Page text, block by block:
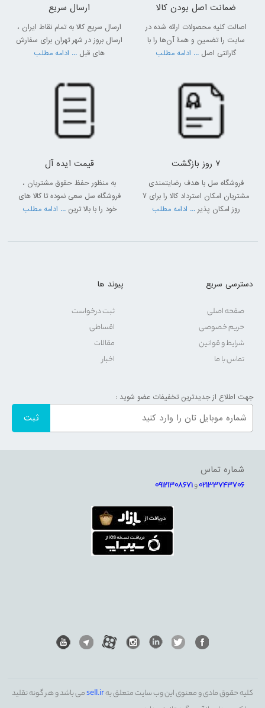
ضمانت اصل بودن کالا
اصالت کلیه محصولات ارائه شده در
سایت را تضمین و همۀ آن‌ها را با
گارانتی اصل ... ادامه مطلب
ارسال سریع
ارسال سریع کالا به تمام نقاط ایران ،
ارسال بروز در شهر تهران برای سفارش
های قبل ... ادامه مطلب
7 روز بازگشت
فروشگاه سل با هدف رضایتمندی
مشتریان امکان استرداد کالا را برای 7
روز امکان پذیر... ادامه مطلب
قیمت ایده آل
به منظور حفظ حقوق مشتریان ،
فروشگاه سل سعی نموده تا کالا های
خود را با بالا ترین ... ادامه مطلب
دسترسی سریع
صفحه اصلی
حریم خصوصی
شرایط و قوانین
تماس با ما
پیوند ها
ثبت درخواست
اقساطی
مقالات
اخبار
جهت اطلاع از جدیدترین تخفیفات عضو شوید :
شماره تماس
02133743706و09121308671
کلیه حقوق مادی و معنوی این وب سایت متعلق بهsell.irمی باشد و هر گونه تقلید